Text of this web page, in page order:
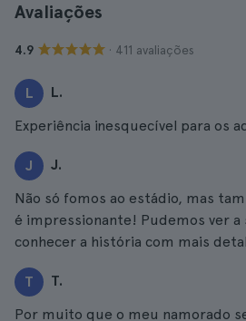
Avaliações
4.9 · 411 avaliações
L L.
Experiência inesquecível para os
J J.
Não só fomos ao estádio, mas
é impressionante! Pudemos ver a
conhecer a história com mais
T T.
Por muito que o meu namorado